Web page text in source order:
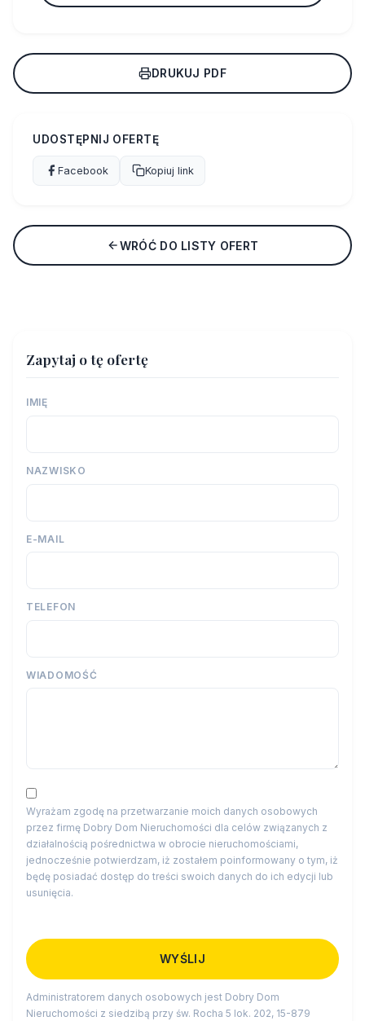
DRUKUJ PDF
UDOSTĘPNIJ OFERTĘ
Facebook Kopiuj link
WRÓĆ DO LISTY OFERT
Zapytaj o tę ofertę
IMIĘ
NAZWISKO
E-MAIL
TELEFON
WIADOMOŚĆ
Wyrażam zgodę na przetwarzanie moich danych osobowych
przez firmę Dobry Dom Nieruchomości dla celów związanych z
działalnością pośrednictwa w obrocie nieruchomościami,
jednocześnie potwierdzam, iż zostałem poinformowany o tym, iż
będę posiadać dostęp do treści swoich danych do ich edycji lub
usunięcia.
Administratorem danych osobowych jest Dobry Dom
Nieruchomości z siedzibą przy św. Rocha 5 lok. 202, 15-879